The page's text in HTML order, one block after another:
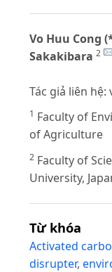
Vo Huu Cong
Sakakibara 2
Tác giả liên hệ:
1 Faculty of
of Agriculture
2 Faculty of
University,
Từ khóa
Activated
disrupter,